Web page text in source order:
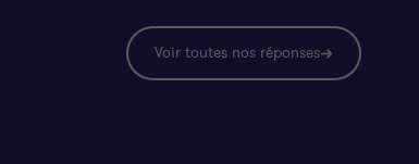
Voir toutes nos réponses